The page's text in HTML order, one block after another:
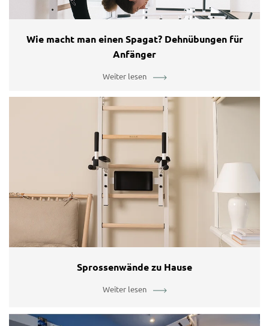
Wie macht man einen Spagat? Dehnübungen für
Anfänger
Weiter lesen
Sprossenwände zu Hause
Weiter lesen